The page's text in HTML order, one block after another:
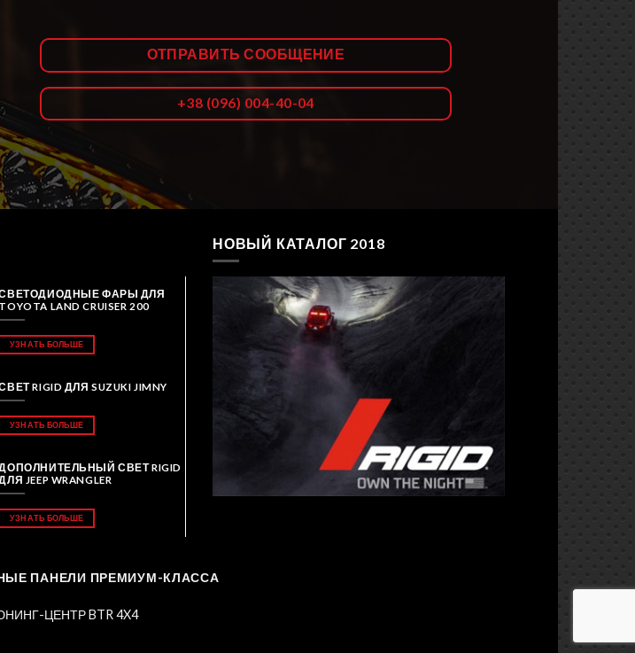
ОТПРАВИТЬ СООБЩЕНИЕ
+38 (096) 004-40-04
ФАРЫ ДЛЯ
TOYOTA LAND CRUISER 200
УЗНАТЬ БОЛЬШЕ
RIGID ДЛЯ SUZUKI JIMNY
УЗНАТЬ БОЛЬШЕ
ДОПОЛНИТЕЛЬНЫЙ СВЕТ RIGID
ДЛЯ JEEP WRANGLER
УЗНАТЬ БОЛЬШЕ
НОВЫЙ КАТАЛОГ 2018
ПАНЕЛИ ПРЕМИУМ-КЛАССА
ЦЕНТР BTR 4X4